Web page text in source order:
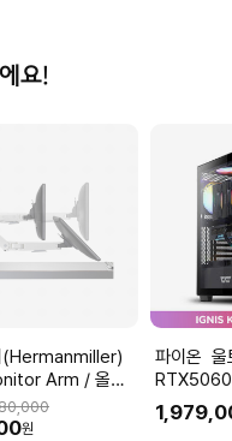
요!
(Hermanmiller)
Arm / 올린
원
파이온 울트라5 245KF
조립PC
HOME 데